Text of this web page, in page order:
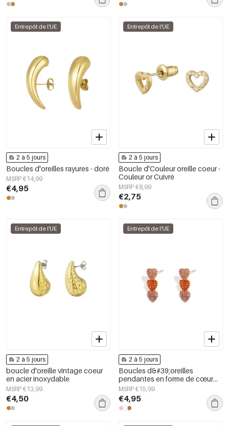
Entrepôt de l'UE
2 à 5 jours
Boucles d'oreilles rayures - doré
MSRP €14,99
€4,95
Entrepôt de l'UE
2 à 5 jours
Boucle d'Couleur oreille coeur -
Couleur or Cuivré
MSRP €8,99
€2,75
Entrepôt de l'UE
2 à 5 jours
boucle d'oreille vintage coeur
en acier inoxydable
MSRP €13,99
€4,50
Entrepôt de l'UE
2 à 5 jours
Boucles d&#39;oreilles
pendantes en forme de cœur
avec pierres (3 pièces)
MSRP €15,99
€4,95